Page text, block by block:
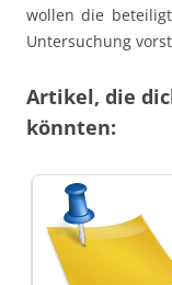
wollen die
Untersuchung
Artikel, die
könnten: